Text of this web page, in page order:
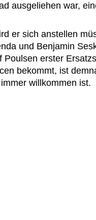
ausgeliehen war,
er sich anstellen
und Benjamin
Poulsen erster
bekommt, ist
willkommen ist.